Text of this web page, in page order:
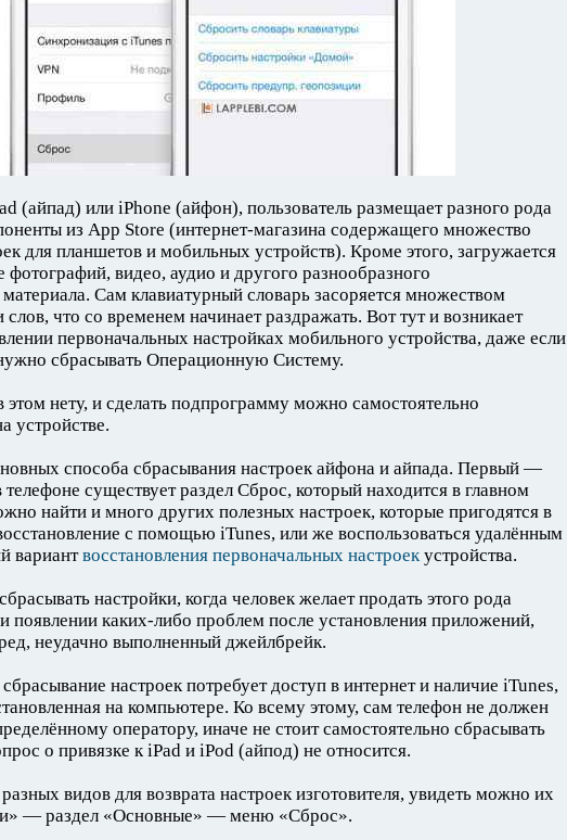
(айпад) или iPhone (айфон), пользователь размещает разного рода
из App Store (интернет-магазина содержащего множество
для планшетов и мобильных устройств). Кроме этого, загружается
видео, аудио и другого разнообразного
Сам клавиатурный словарь засоряется множеством
что со временем начинает раздражать. Вот тут и возникает
первоначальных настройках мобильного устройства, даже если
сбрасывать Операционную Систему.
нету, и сделать подпрограмму можно самостоятельно
устройстве.
способа сбрасывания настроек айфона и айпада. Первый —
телефоне существует раздел Сброс, который находится в главном
найти и много других полезных настроек, которые пригодятся в
с помощью iTunes, или же воспользоваться удалённым
вариантвосстановления первоначальных настроекустройства.
настройки, когда человек желает продать этого рода
появлении каких-либо проблем после установления приложений,
неудачно выполненный джейлбрейк.
настроек потребует доступ в интернет и наличие iTunes,
на компьютере. Ко всему этому, сам телефон не должен
оператору, иначе не стоит самостоятельно сбрасывать
о привязке к iPad и iPod (айпод) не относится.
видов для возврата настроек изготовителя, увидеть можно их
— раздел «Основные» — меню «Сброс».